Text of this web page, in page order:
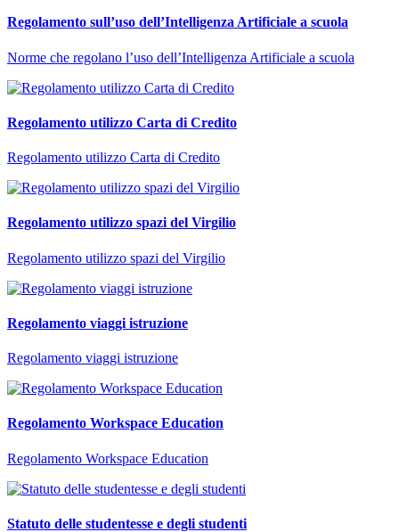
Regolamento sull’uso dell’Intelligenza Artificiale a scuola
Norme che regolano l’uso dell’Intelligenza Artificiale a scuola
Regolamento utilizzo Carta di Credito
Regolamento utilizzo Carta di Credito
Regolamento utilizzo spazi del Virgilio
Regolamento utilizzo spazi del Virgilio
Regolamento viaggi istruzione
Regolamento viaggi istruzione
Regolamento Workspace Education
Regolamento Workspace Education
Statuto delle studentesse e degli studenti